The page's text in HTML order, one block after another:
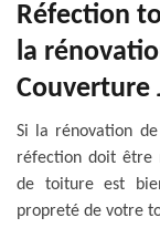
Réfection
la
Couverture
Si la rénovation
réfection doit être
de toiture est
propreté de votre